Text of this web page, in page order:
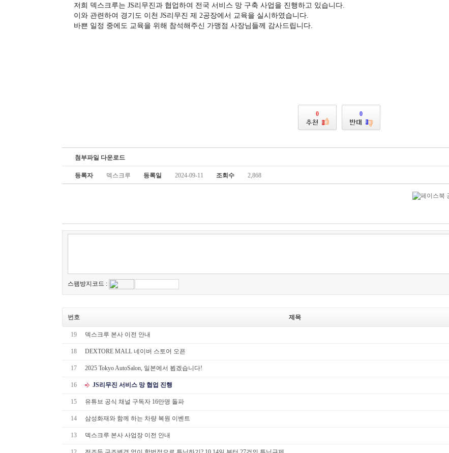
저희 덱스크루는 JS리무진과 협업하여 전국 서비스 망 구축 사업을 진행하고 있습니다.
이와 관련하여 경기도 이천 JS리무진 제 2공장에서 교육을 실시하였습니다.
바쁜 일정 중에도 교육을 위해 참석해주신 가맹점 사장님들께 감사드립니다.
0 0
첨부파일 다운로드
등록자 덱스크루 등록일 2024-09-11 조회수 2,868
스팸방지코드 :
번호 제목
19 덱스크루 본사 이전 안내
18 DEXTORE MALL 네이버 스토어 오픈
17 2025 Tokyo AutoSalon, 일본에서 뵙겠습니다!
16 JS리무진 서비스 망 협업 진행
15 유튜브 공식 채널 구독자 16만명 돌파
14 삼성화재와 함께 하는 차량 복원 이벤트
13 덱스크루 본사 사업장 이전 안내